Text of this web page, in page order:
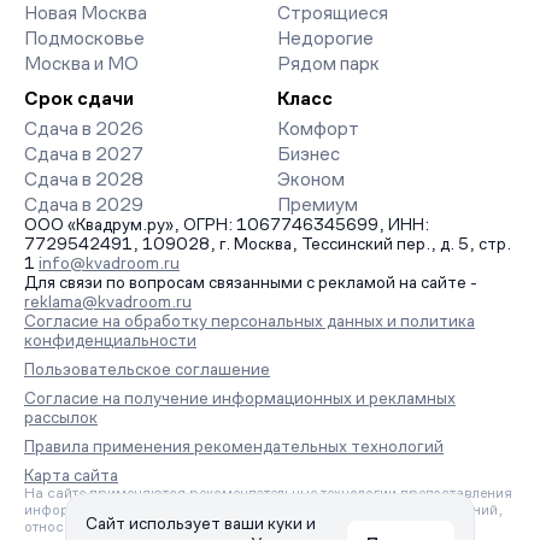
Новая Москва
Подмосковье
Москва и МО
Строящиеся
Недорогие
Рядом парк
Срок сдачи
Сдача в 2026
Сдача в 2027
Сдача в 2028
Сдача в 2029
Класс
Комфорт
Бизнес
Эконом
Премиум
ООО «Квадрум.ру», ОГРН: 1067746345699, ИНН:
7729542491, 109028, г. Москва, Тессинский пер., д. 5, стр.
1 info@kvadroom.ru
Для связи по вопросам связанными с рекламой на сайте -
reklama@kvadroom.ru
Согласие на обработку персональных данных и политика
конфиденциальности
Пользовательское соглашение
Согласие на получение информационных и рекламных
рассылок
Правила применения рекомендательных технологий
Карта сайта
На сайте применяются рекомендательные технологии предоставления
информации на основе сбора, систематизации и анализа сведений,
относящихся к предпочтениям пользователей сети «Интернет»,
Сайт использует ваши куки и